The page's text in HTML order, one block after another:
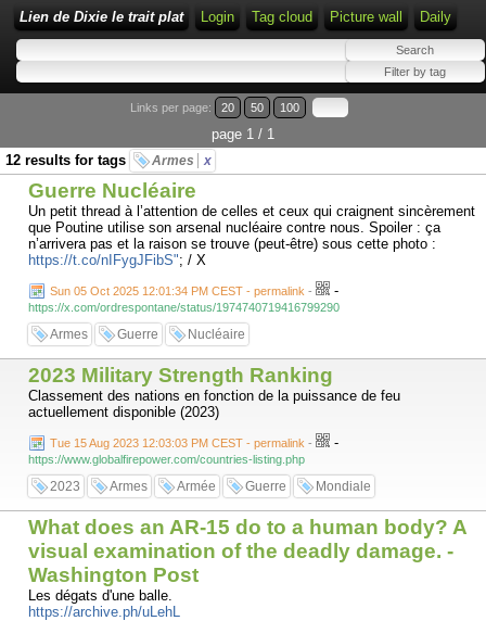
Lien de Dixie le trait plat Login Tag cloud Picture wall Daily
Links per page: 20 50 100
page 1 / 1
12 results for tags
Armes x
Guerre Nucléaire
Un petit thread à l’attention de celles et ceux qui craignent sincèrement
que Poutine utilise son arsenal nucléaire contre nous. Spoiler : ça
n’arrivera pas et la raison se trouve (peut-être) sous cette photo :
https://t.co/nIFygJFibS"; / X
Sun 05 Oct 2025 12:01:34 PM CEST - permalink - -
https://x.com/ordrespontane/status/1974740719416799290
Armes Guerre Nucléaire
2023 Military Strength Ranking
Classement des nations en fonction de la puissance de feu
actuellement disponible (2023)
Tue 15 Aug 2023 12:03:03 PM CEST - permalink - -
https://www.globalfirepower.com/countries-listing.php
2023 Armes Armée Guerre Mondiale
What does an AR-15 do to a human body? A
visual examination of the deadly damage. -
Washington Post
Les dégats d'une balle.
https://archive.ph/uLehL